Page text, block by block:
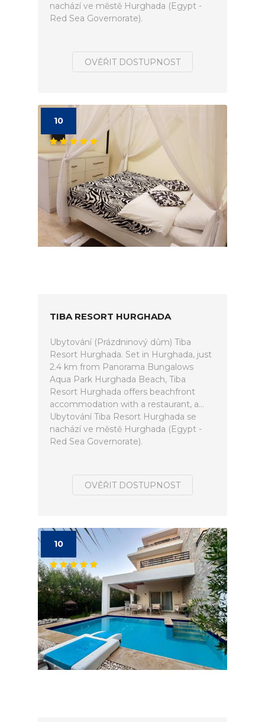
nachází ve městě Hurghada (Egypt -
Red Sea Governorate).
OVĚŘIT DOSTUPNOST
10
TIBA RESORT HURGHADA
Ubytování (Prázdninový dům) Tiba
Resort Hurghada. Set in Hurghada, just
2.4 km from Panorama Bungalows
Aqua Park Hurghada Beach, Tiba
Resort Hurghada offers beachfront
accommodation with a restaurant, a...
Ubytování Tiba Resort Hurghada se
nachází ve městě Hurghada (Egypt -
Red Sea Governorate).
OVĚŘIT DOSTUPNOST
10